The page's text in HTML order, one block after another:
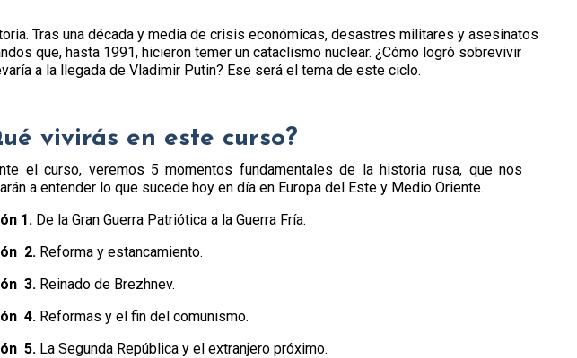
Tras una década y media de crisis económicas, desastres militares y asesinatos
que, hasta 1991, hicieron temer un cataclismo nuclear. ¿Cómo logró sobrevivir
a la llegada de Vladimir Putin? Ese será el tema de este ciclo.
vivirás en este curso?
el curso, veremos 5 momentos fundamentales de la historia rusa, que nos
a entender lo que sucede hoy en día en Europa del Este y Medio Oriente.
1. De la Gran Guerra Patriótica a la Guerra Fría.
2. Reforma y estancamiento.
3. Reinado de Brezhnev.
4. Reformas y el fin del comunismo.
5. La Segunda República y el extranjero próximo.